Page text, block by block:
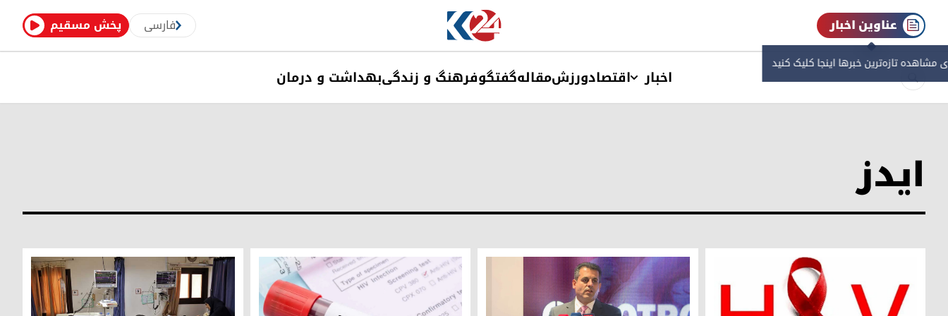
پخش مسقیم فارسی عناوین اخبار
مشاهده‌ تازه‌ترین خبرها اینجا کلیک کنید
اخبار اقتصادورزشمقالهگفتگوفرهنگ و زندگیبهداشت و درمان
ایدز